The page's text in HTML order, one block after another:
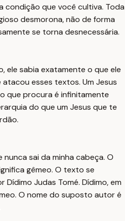
condição que você cultiva. Toda
desmorona, não de forma
se torna desnecessária.
ele sabia exatamente o que ele
esses textos. Um Jesus
que procura é infinitamente
do que um Jesus que te
nunca sai da minha cabeça. O
gêmeo. O texto se
Judas Tomé. Dídimo, em
O nome do suposto autor é